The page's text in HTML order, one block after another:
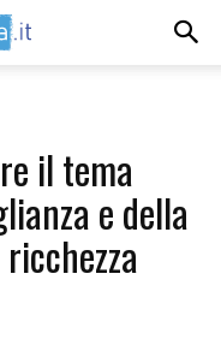
il tema
e della